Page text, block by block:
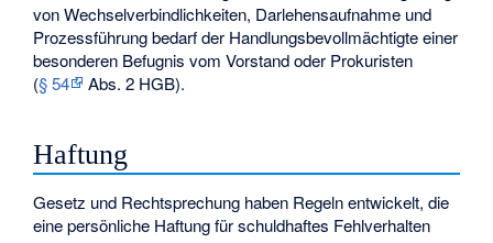
von Wechselverbindlichkeiten, Darlehensaufnahme und
Prozessführung bedarf der Handlungsbevollmächtigte einer
besonderen Befugnis vom Vorstand oder Prokuristen
(§ 54 Abs. 2 HGB).
Haftung
Gesetz und Rechtsprechung haben Regeln entwickelt, die
eine persönliche Haftung für schuldhaftes Fehlverhalten